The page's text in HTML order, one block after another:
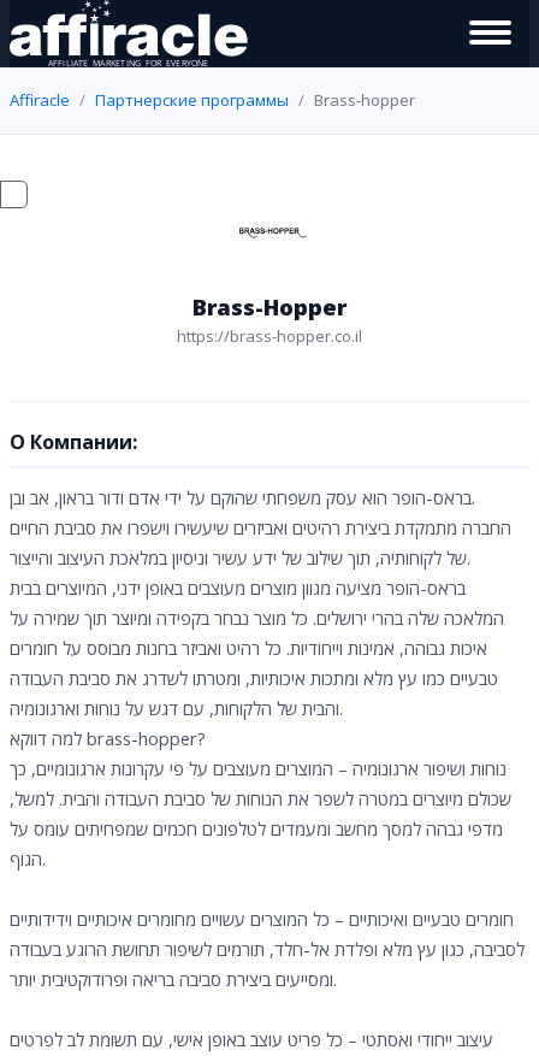
Affiracle Партнерские программы Brass-hopper
Brass-Hopper
https://brass-hopper.co.il
О Компании:
בראס-הופר הוא עסק משפחתי שהוקם על ידי אדם ודור בראון, אב ובן.
החברה מתמקדת ביצירת רהיטים ואביזרים שיעשירו וישפרו את סביבת החיים
של לקוחותיה, תוך שילוב של ידע עשיר וניסיון במלאכת העיצוב והייצור.
בראס-הופר מציעה מגוון מוצרים מעוצבים באופן ידני, המיוצרים בבית
המלאכה שלה בהרי ירושלים. כל מוצר נבחר בקפידה ומיוצר תוך שמירה על
איכות גבוהה, אמינות וייחודיות. כל רהיט ואביזר בחנות מבוסס על חומרים
טבעיים כמו עץ מלא ומתכות איכותיות, ומטרתו לשדרג את סביבת העבודה
והבית של הלקוחות, עם דגש על נוחות וארגונומיה.
למה דווקא brass-hopper?
נוחות ושיפור ארגונומיה – המוצרים מעוצבים על פי עקרונות ארגונומיים, כך
שכולם מיוצרים במטרה לשפר את הנוחות של סביבת העבודה והבית. למשל,
מדפי גבהה למסך מחשב ומעמדים לטלפונים חכמים שמפחיתים עומס על
הגוף.
חומרים טבעיים ואיכותיים – כל המוצרים עשויים מחומרים איכותיים וידידותיים
לסביבה, כגון עץ מלא ופלדת אל-חלד, תורמים לשיפור תחושת הרוגע בעבודה
ומסייעים ביצירת סביבה בריאה ופרודוקטיבית יותר.
עיצוב ייחודי ואסתטי – כל פריט עוצב באופן אישי, עם תשומת לב לפרטים